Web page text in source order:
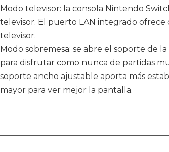
Modo televisor: la consola Nintendo
televisor. El puerto LAN integrado
televisor.
Modo sobremesa: se abre el soporte de
para disfrutar como nunca de partidas
soporte ancho ajustable aporta más
mayor para ver mejor la pantalla.